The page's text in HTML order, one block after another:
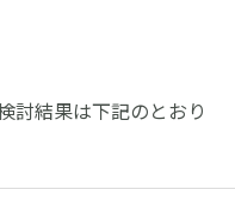
討結果は下記のとおり